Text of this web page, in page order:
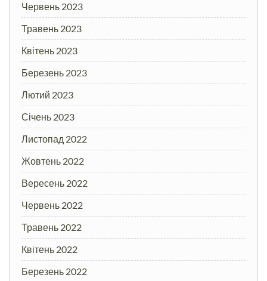
Червень 2023
Травень 2023
Квітень 2023
Березень 2023
Лютий 2023
Січень 2023
Листопад 2022
Жовтень 2022
Вересень 2022
Червень 2022
Травень 2022
Квітень 2022
Березень 2022